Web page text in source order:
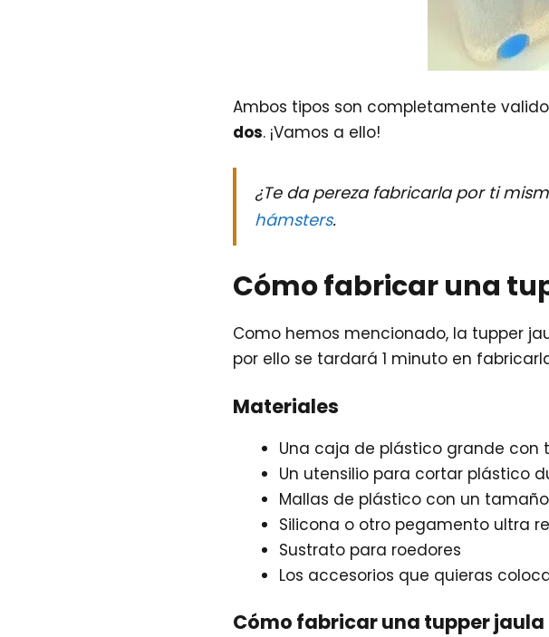
Ambos tipos son completamente
dos. ¡Vamos a ello!
¿Te da pereza fabricarla por ti
hámsters.
Cómo fabricar una
Como hemos mencionado, la tupper
por ello se tardará 1 minuto en
Materiales
Una caja de plástico grande con
Un utensilio para cortar plástico
Mallas de plástico con un
Silicona o otro pegamento ultra
Sustrato para roedores
Los accesorios que quieras
Cómo fabricar una tupper